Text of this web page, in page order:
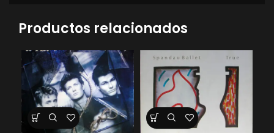
Productos relacionados